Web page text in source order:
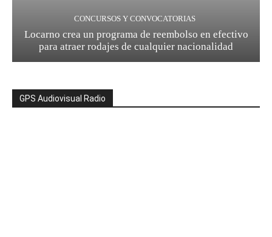
CONCURSOS Y CONVOCATORIAS
Locarno crea un programa de reembolso en efectivo
para atraer rodajes de cualquier nacionalidad
GPS Audiovisual Radio